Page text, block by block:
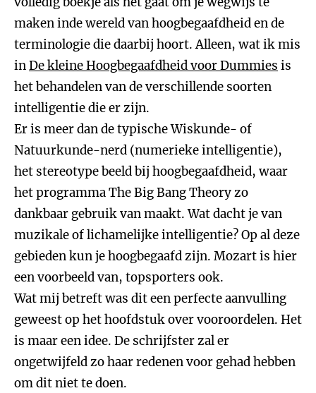
maken inde wereld van hoogbegaafdheid en de
terminologie die daarbij hoort. Alleen, wat ik mis
inDe kleine Hoogbegaafdheid voor Dummies is
het behandelen van de verschillende soorten
intelligentie die er zijn.
Er is meer dan de typische Wiskunde- of
Natuurkunde-nerd (numerieke intelligentie),
het stereotype beeld bij hoogbegaafdheid, waar
het programma The Big Bang Theory zo
dankbaar gebruik van maakt. Wat dacht je van
muzikale of lichamelijke intelligentie? Op al deze
gebieden kun je hoogbegaafd zijn. Mozart is hier
een voorbeeld van, topsporters ook.
Wat mij betreft was dit een perfecte aanvulling
geweest op het hoofdstuk over vooroordelen. Het
is maar een idee. De schrijfster zal er
ongetwijfeld zo haar redenen voor gehad hebben
om dit niet te doen.